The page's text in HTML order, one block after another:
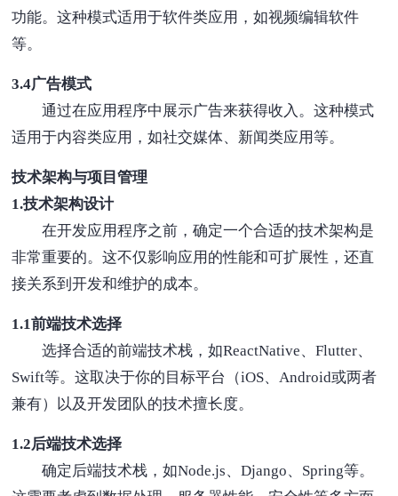
功能。这种模式适用于软件类应用，如视频编辑软件
等。
3.4广告模式
通过在应用程序中展示广告来获得收入。这种模式
适用于内容类应用，如社交媒体、新闻类应用等。
技术架构与项目管理
1.技术架构设计
在开发应用程序之前，确定一个合适的技术架构是
非常重要的。这不仅影响应用的性能和可扩展性，还直
接关系到开发和维护的成本。
1.1前端技术选择
选择合适的前端技术栈，如ReactNative、Flutter、
Swift等。这取决于你的目标平台（iOS、Android或两者
兼有）以及开发团队的技术擅长度。
1.2后端技术选择
确定后端技术栈，如Node.js、Django、Spring等。